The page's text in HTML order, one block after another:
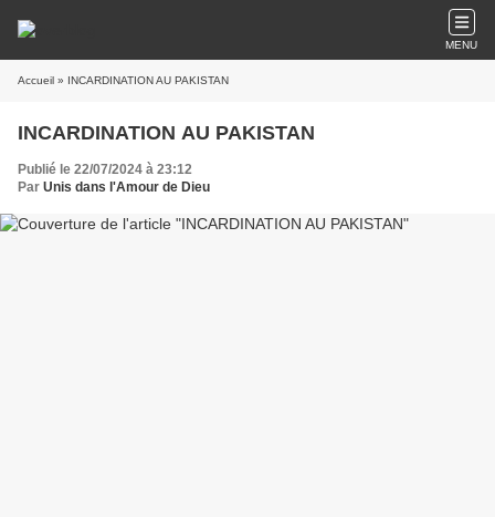
MENU
Accueil » INCARDINATION AU PAKISTAN
INCARDINATION AU PAKISTAN
Publié le 22/07/2024 à 23:12
Par Unis dans l'Amour de Dieu